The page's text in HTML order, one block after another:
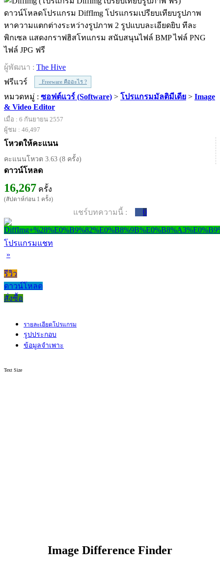
ดาวน์โหลดโปรแกรม DiffImg โปรแกรมเปรียบเทียบรูปภาพ
หาความแตกต่างระหว่างรูปภาพ 2 รูปแบบละเอียดยิบ ทีละ
พิกเซล แสดงกราฟฮิสโทแกรม สนับสนุนไฟล์ BMP ไฟล์ PNG
ไฟล์ JPG ฟรี
ผู้พัฒนา : The Hive
ฟรีแวร์
Freeware คืออะไร ?
หมวดหมู่ : ซอฟต์แวร์ (Software) > โปรแกรมมัลติมีเดีย > Image
& Video Editor
เมื่อ : 6 กันยายน 2557
ผู้ชม : 46,497
โหวตให้คะแนน
คะแนนโหวต 3.63 (8 ครั้ง)
ดาวน์โหลด
16,267 ครั้ง
(สัปดาห์ก่อน 1 ครั้ง)
แชร์บทความนี้ : 0
โปรแกรมแชท
»
รีวิว
ดาวน์โหลด
สั่งซื้อ
รายละเอียดโปรแกรม
รูปประกอบ
ข้อมูลจำเพาะ
Text Size
Image Difference Finder